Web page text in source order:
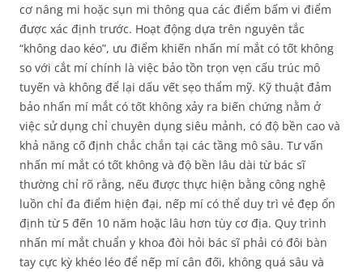
cơ nâng mi hoặc sụn mi thông qua các điểm bấm vi điểm
được xác định trước. Hoạt động dựa trên nguyên tắc
“không dao kéo”, ưu điểm khiến nhấn mí mắt có tốt không
so với cắt mí chính là việc bảo tồn trọn vẹn cấu trúc mô
tuyến và không để lại dấu vết sẹo thẩm mỹ. Kỹ thuật đảm
bảo nhấn mí mắt có tốt không xảy ra biến chứng nằm ở
việc sử dụng chỉ chuyên dụng siêu mảnh, có độ bền cao và
khả năng cố định chắc chắn tại các tầng mô sâu. Tư vấn
nhấn mí mắt có tốt không và độ bền lâu dài từ bác sĩ
thường chỉ rõ rằng, nếu được thực hiện bằng công nghệ
luồn chỉ đa điểm hiện đại, nếp mí có thể duy trì vẻ đẹp ổn
định từ 5 đến 10 năm hoặc lâu hơn tùy cơ địa. Quy trình
nhấn mí mắt chuẩn y khoa đòi hỏi bác sĩ phải có đôi bàn
tay cực kỳ khéo léo để nếp mí cân đối, không quá sâu và